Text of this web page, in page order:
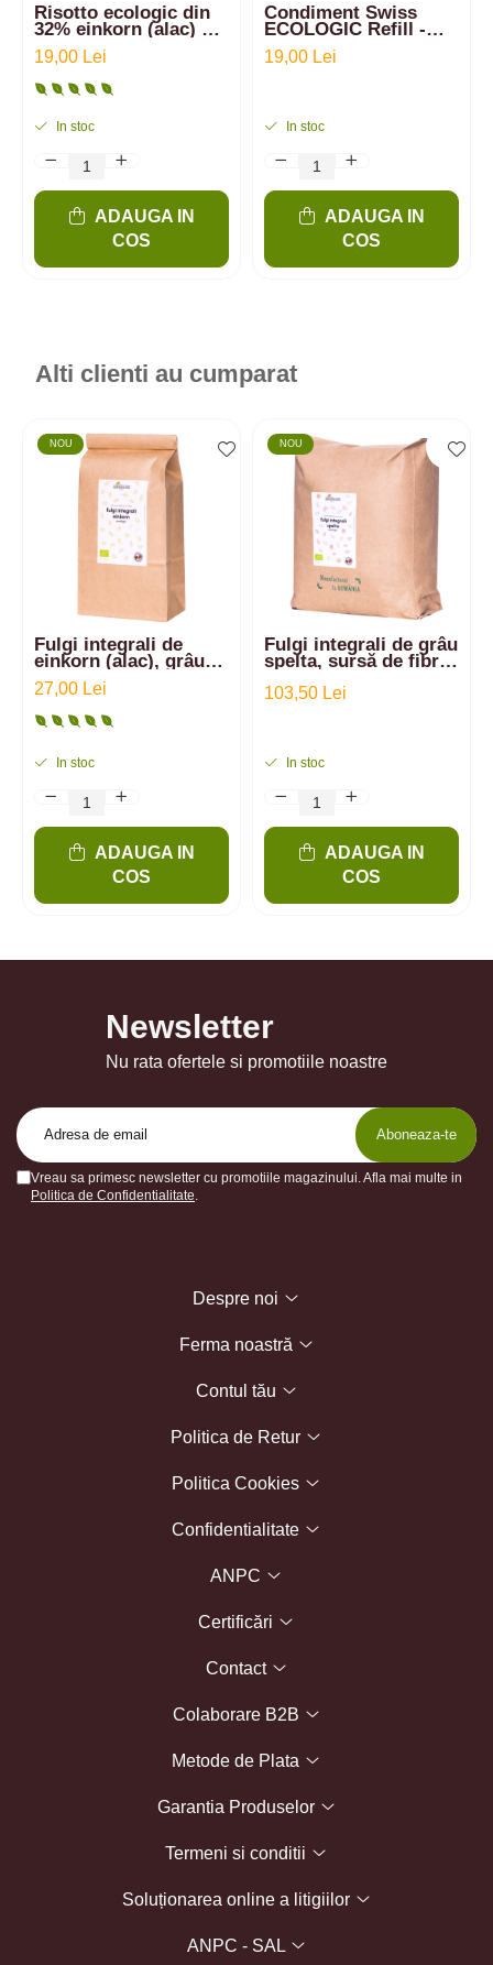
Risotto ecologic din
32% einkorn (alac) și
64% arpacaș spelta cu
2% sare românească
cu flori | 250g
19,00 Lei
In stoc
ADAUGA IN
COS
Condiment Swiss
ECOLOGIC Refill -
15g
19,00 Lei
In stoc
ADAUGA IN
COS
Alti clienti au cumparat
NOU
Fulgi integrali de
einkorn (alac), grâu
antic pur | 1kg
27,00 Lei
In stoc
ADAUGA IN
COS
NOU
Fulgi integrali de grâu
spelta, sursă de fibre
103,50 Lei
In stoc
ADAUGA IN
COS
Newsletter
Nu rata ofertele si promotiile noastre
Vreau sa primesc newsletter cu promotiile magazinului. Afla mai multe in
Politica de Confidentialitate
Despre noi
Ferma noastră
Contul tău
Politica de Retur
Politica Cookies
Confidentialitate
ANPC
Certificări
Contact
Colaborare B2B
Metode de Plata
Garantia Produselor
Termeni si conditii
Soluționarea online a litigiilor
ANPC - SAL